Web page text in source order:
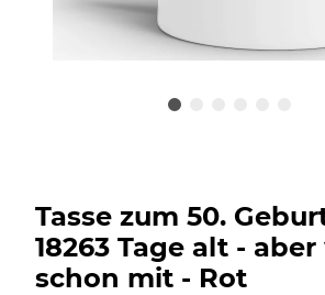
Tasse zum 50.
18263 Tage alt -
schon mit - Rot